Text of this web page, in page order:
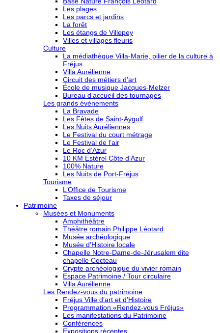
Les plages
Les parcs et jardins
La forêt
Les étangs de Villepey
Villes et villages fleuris
Culture
La médiathèque Villa-Marie, pilier de la culture à
Fréjus
Villa Aurélienne
Circuit des métiers d’art
École de musique Jacques-Melzer
Bureau d’accueil des tournages
Les grands événements
La Bravade
Les Fêtes de Saint-Aygulf
Les Nuits Auréliennes
Le Festival du court métrage
Le Festival de l’air
Le Roc d’Azur
10 KM Estérel Côte d’Azur
100% Nature
Les Nuits de Port-Fréjus
Tourisme
L’Office de Tourisme
Taxes de séjour
Patrimoine
Musées et Monuments
Amphithéâtre
Théâtre romain Philippe Léotard
Musée archéologique
Musée d’Histoire locale
Chapelle Notre-Dame-de-Jérusalem dite
chapelle Cocteau
Crypte archéologique du vivier romain
Espace Patrimoine / Tour circulaire
Villa Aurélienne
Les Rendez-vous du patrimoine
Fréjus Ville d’art et d’Histoire
Programmation «Rendez-vous Fréjus»
Les manifestations du Patrimoine
Conférences
Expositions récentes